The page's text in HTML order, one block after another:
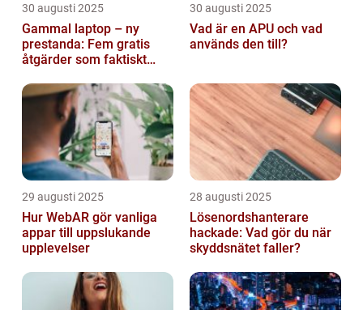
30 augusti 2025
Gammal laptop – ny
prestanda: Fem gratis
åtgärder som faktiskt
30 augusti 2025
Vad är en APU och vad
används den till?
29 augusti 2025
Hur WebAR gör vanliga
appar till uppslukande
upplevelser
28 augusti 2025
Lösenordshanterare
hackade: Vad gör du när
skyddsnätet faller?